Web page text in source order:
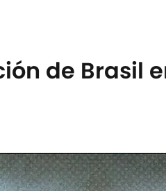
de Brasil